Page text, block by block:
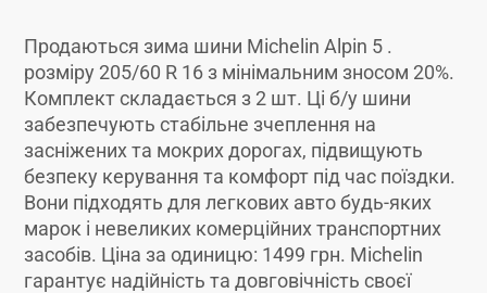
Продаються зима шини Michelin Alpin 5 .
розміру 205/60 R 16 з мінімальним зносом 20%.
Комплект складається з 2 шт. Ці б/у шини
забезпечують стабільне зчеплення на
засніжених та мокрих дорогах, підвищують
безпеку керування та комфорт під час поїздки.
Вони підходять для легкових авто будь-яких
марок і невеликих комерційних транспортних
засобів. Ціна за одиницю: 1499 грн. Michelin
гарантує надійність та довговічність своєї